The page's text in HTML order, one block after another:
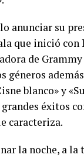
anunciar su
que inició
de
géneros
blanco» y
éxitos
caracteriza.
la noche, a